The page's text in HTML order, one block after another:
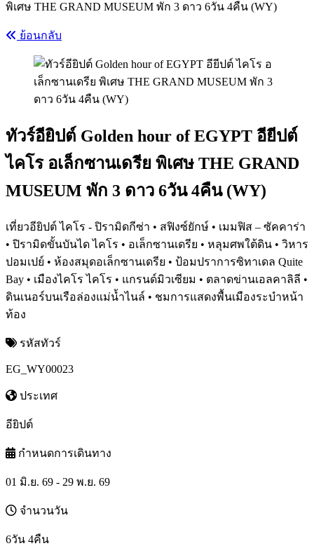
พิเศษ THE GRAND MUSEUM พัก 3 ดาว 6วัน 4คืน (WY)
ย้อนกลับ
ทัวร์อียิปต์ Golden hour of EGYPT อียีปต์
ไคโร อเล็กซานเดรีย พิเศษ THE GRAND
MUSEUM พัก 3 ดาว 6วัน 4คืน (WY)
เที่ยวอียิปต์ ไคโร - ปิรามิดกีซ่า • สฟิงซ์ยักษ์ • เมมฟิส – ซัคคาร่า
• ปิรามิดขั้นบันได ไคโร • อเล็กซานเดรีย • หลุมศพใต้ดิน • วิหาร
ปอมเปย์ • ห้องสมุดอเล็กซานเดรีย • ป้อมปราการซิทาเดล Quite
Bay • เมืองไคโร ไคโร • แกรนด์มิวเซียม • ตลาดข่านเอลคาลิลี •
ดินเนอร์บนเรือล่องแม่น้ำไนล์ • ชมการแสดงพื้นเมืองระบำหน้า
ท้อง
รหัสทัวร์
EG_WY00023
ประเทศ
อียิปต์
กำหนดการเดินทาง
01 มิ.ย. 69 - 29 พ.ย. 69
จำนวนวัน
6วัน 4คืน